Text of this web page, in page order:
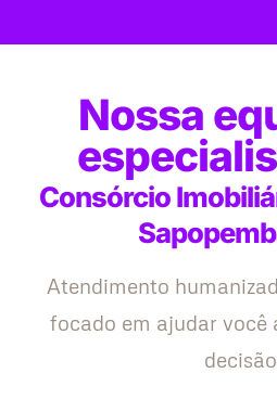
Nossa
Consórcio
Atendimento
focado em ajudar você